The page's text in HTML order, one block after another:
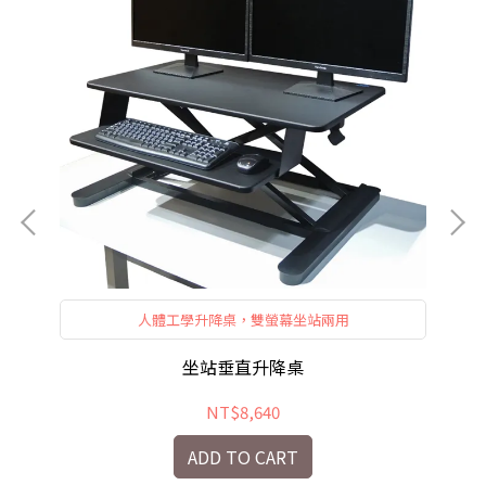
人體工學升降桌，雙螢幕坐站兩用
坐站垂直升降桌
NT$8,640
ADD TO CART